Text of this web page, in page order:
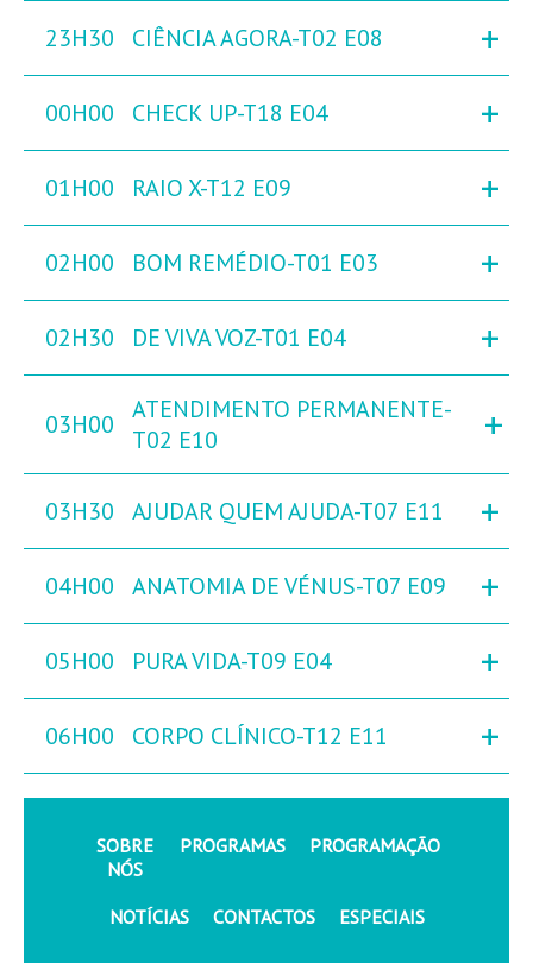
23H30 CIÊNCIA AGORA-T02 E08 +
00H00 CHECK UP-T18 E04 +
01H00 RAIO X-T12 E09 +
02H00 BOM REMÉDIO-T01 E03 +
02H30 DE VIVA VOZ-T01 E04 +
03H00
ATENDIMENTO PERMANENTE-
T02 E10
+
03H30 AJUDAR QUEM AJUDA-T07 E11 +
04H00 ANATOMIA DE VÉNUS-T07 E09 +
05H00 PURA VIDA-T09 E04 +
06H00 CORPO CLÍNICO-T12 E11 +
SOBRE
NÓS
PROGRAMAS PROGRAMAÇÃO
NOTÍCIAS CONTACTOS ESPECIAIS